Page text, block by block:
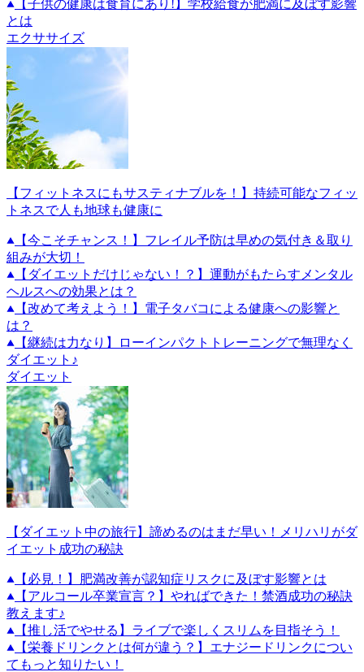
【子供の健康は食育にあり!】学校給食が肥満に及ぼす影響
とは
エクササイズ
【フィットネスにもサスティナブルを！】持続可能なフィッ
トネスで人も地球も健康に
【今こそチャンス！】フレイル予防は早めの気付き＆取り
組みが大切！
【ダイエットだけじゃない！？】運動がもたらすメンタル
ヘルスへの効果とは？
【改めて考えよう！】電子タバコによる健康への影響と
は？
【継続は力なり】ローインパクトトレーニングで無理なく
ダイエット♪
ダイエット
【ダイエット中の旅行】諦めるのはまだ早い！メリハリがダ
イエット成功の秘訣
【必見！】肥満改善が認知症リスクに及ぼす影響とは
【アルコール卒業宣言？】やればできた！禁酒成功の秘訣
教えます♪
【推し活でやせる】ライブで楽しくスリムを目指そう！
【栄養ドリンクとは何が違う？】エナジードリンクについ
てもっと知りたい！